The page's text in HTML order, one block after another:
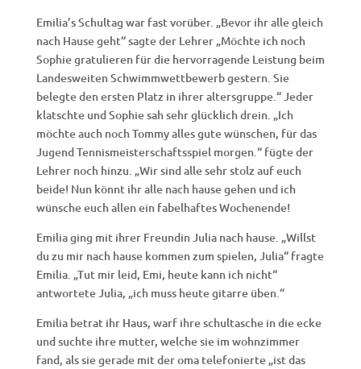
Emilia’s Schultag war fast vorüber. „Bevor ihr alle gleich
nach Hause geht“ sagte der Lehrer „Möchte ich noch
Sophie gratulieren für die hervorragende Leistung beim
Landesweiten Schwimmwettbewerb gestern. Sie
belegte den ersten Platz in ihrer altersgruppe.“ Jeder
klatschte und Sophie sah sehr glücklich drein. „Ich
möchte auch noch Tommy alles gute wünschen, für das
Jugend Tennismeisterschaftsspiel morgen.“ fügte der
Lehrer noch hinzu. „Wir sind alle sehr stolz auf euch
beide! Nun könnt ihr alle nach hause gehen und ich
wünsche euch allen ein fabelhaftes Wochenende!
Emilia ging mit ihrer Freundin Julia nach hause. „Willst
du zu mir nach hause kommen zum spielen, Julia“ fragte
Emilia. „Tut mir leid, Emi, heute kann ich nicht“
antwortete Julia, „ich muss heute gitarre üben.“
Emilia betrat ihr Haus, warf ihre schultasche in die ecke
und suchte ihre mutter, welche sie im wohnzimmer
fand, als sie gerade mit der oma telefonierte „ist das